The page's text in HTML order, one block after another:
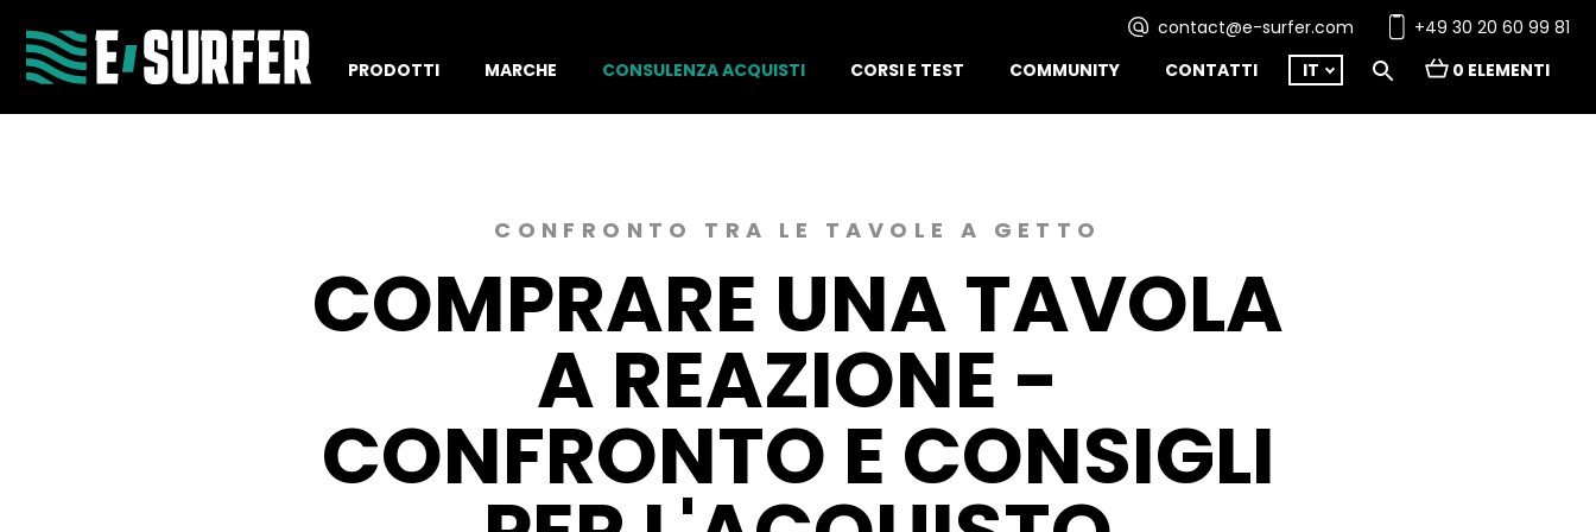
contact@e-surfer.com
+49 30 20 60 99 81
PRODOTTI
MARCHE CONSULENZA ACQUISTI CORSI E TEST COMMUNITY CONTATTI IT 0 ELEMENTI
CONFRONTO TRA LE TAVOLE A GETTO
COMPRARE UNA TAVOLA
A REAZIONE -
CONFRONTO E CONSIGLI